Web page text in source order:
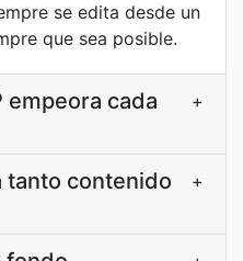
se edita desde un
que sea posible.
empeora cada
+
tanto contenido
+